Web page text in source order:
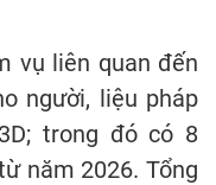
vụ liên quan đến
người, liệu pháp
trong đó có 8
năm 2026. Tổng